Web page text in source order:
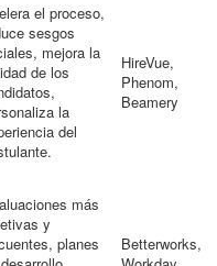
el proceso,
sesgos
mejora la
de los
la
del
HireVue,
Phenom,
Beamery
más
y
planes
Betterworks,